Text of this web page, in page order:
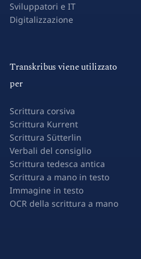
Sviluppatori e IT
Digitalizzazione
Transkribus viene utilizzato
per
Scrittura corsiva
Scrittura Kurrent
Scrittura Sütterlin
Verbali del consiglio
Scrittura tedesca antica
Scrittura a mano in testo
Immagine in testo
OCR della scrittura a mano